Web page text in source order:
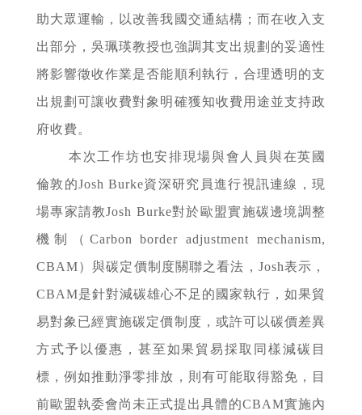
助大眾運輸，以改善我國交通結構；而在收入支
出部分，吳珮瑛教授也強調其支出規劃的妥適性
將影響徵收作業是否能順利執行，合理透明的支
出規劃可讓收費對象明確獲知收費用途並支持政
府收費。
本次工作坊也安排現場與會人員與在英國
倫敦的Josh Burke資深研究員進行視訊連線，現
場專家請教Josh Burke對於歐盟實施碳邊境調整
機制（Carbon border adjustment mechanism,
CBAM）與碳定價制度關聯之看法，Josh表示，
CBAM是針對減碳雄心不足的國家執行，如果貿
易對象已經實施碳定價制度，或許可以碳價差異
方式予以優惠，甚至如果貿易採取同樣減碳目
標，例如推動淨零排放，則有可能取得豁免，目
前歐盟執委會尚未正式提出具體的CBAM實施內